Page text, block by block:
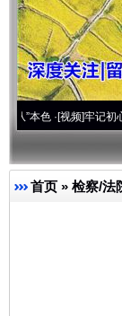
视频]牢记初心使命 奋进
首页 » 检察/法